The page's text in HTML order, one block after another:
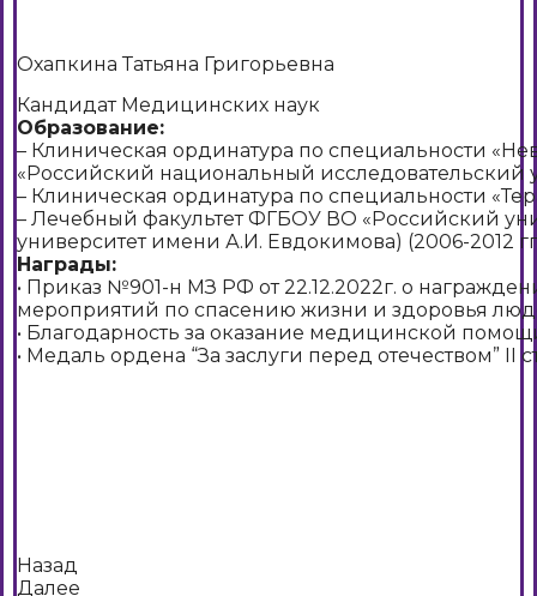
Охапкина Татьяна Григорьевна
Кандидат Медицинских наук
Образование:
– Клиническая ординатура по специальности
«Российский национальный исследовательский
– Клиническая ординатура по специальности
– Лечебный факультет ФГБОУ ВО «Российский
университет имени А.И. Евдокимова) (2006-2012
Награды:
• Приказ №901-н МЗ РФ от 22.12.2022г. о
мероприятий по спасению жизни и здоровья
• Благодарность за оказание медицинской
• Медаль ордена “За заслуги перед отечеством” II
Назад
Далее